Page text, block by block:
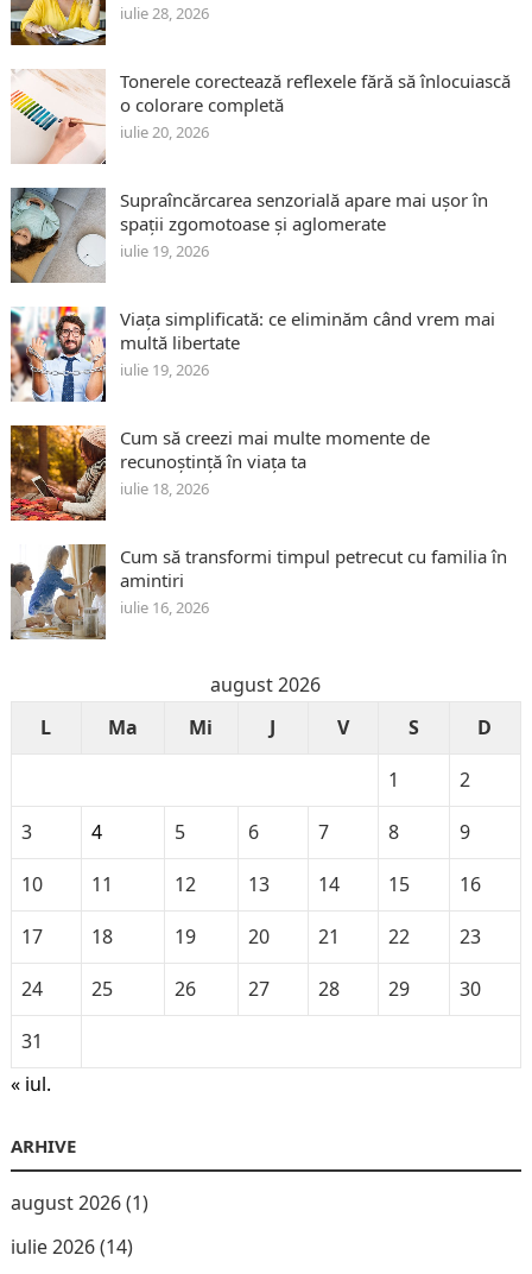
iulie 28, 2026
Tonerele corectează reflexele fără să înlocuiască
o colorare completă
iulie 20, 2026
Supraîncărcarea senzorială apare mai ușor în
spații zgomotoase și aglomerate
iulie 19, 2026
Viața simplificată: ce eliminăm când vrem mai
multă libertate
iulie 19, 2026
Cum să creezi mai multe momente de
recunoștință în viața ta
iulie 18, 2026
Cum să transformi timpul petrecut cu familia în
amintiri
iulie 16, 2026
august 2026
L
Ma Mi J V S
D
1
2
3
4 5 6 7 8
9
10
11 12 13 14 15
16
17
18 19 20 21 22
23
24
25 26 27 28 29
30
31
« iul.
ARHIVE
august 2026(1)
iulie 2026(14)